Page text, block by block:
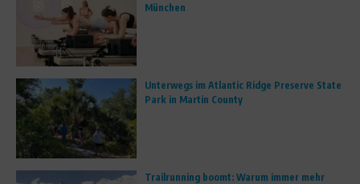
München
Unterwegs im Atlantic Ridge Preserve State
Park in Martin County
Trailrunning boomt: Warum immer mehr